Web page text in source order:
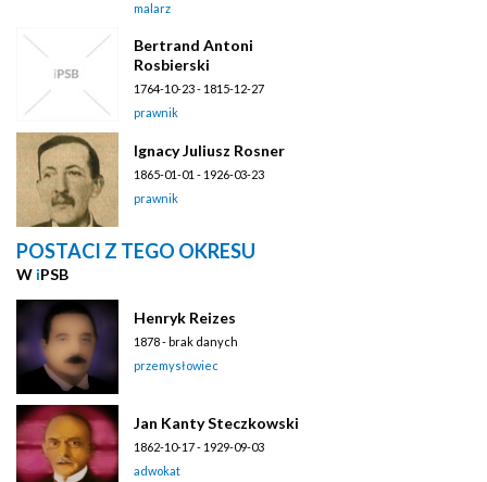
malarz
Bertrand Antoni
Rosbierski
1764-10-23 - 1815-12-27
prawnik
Ignacy Juliusz Rosner
1865-01-01 - 1926-03-23
prawnik
POSTACI Z TEGO OKRESU
W iPSB
Henryk Reizes
1878 - brak danych
przemysłowiec
Jan Kanty Steczkowski
1862-10-17 - 1929-09-03
adwokat